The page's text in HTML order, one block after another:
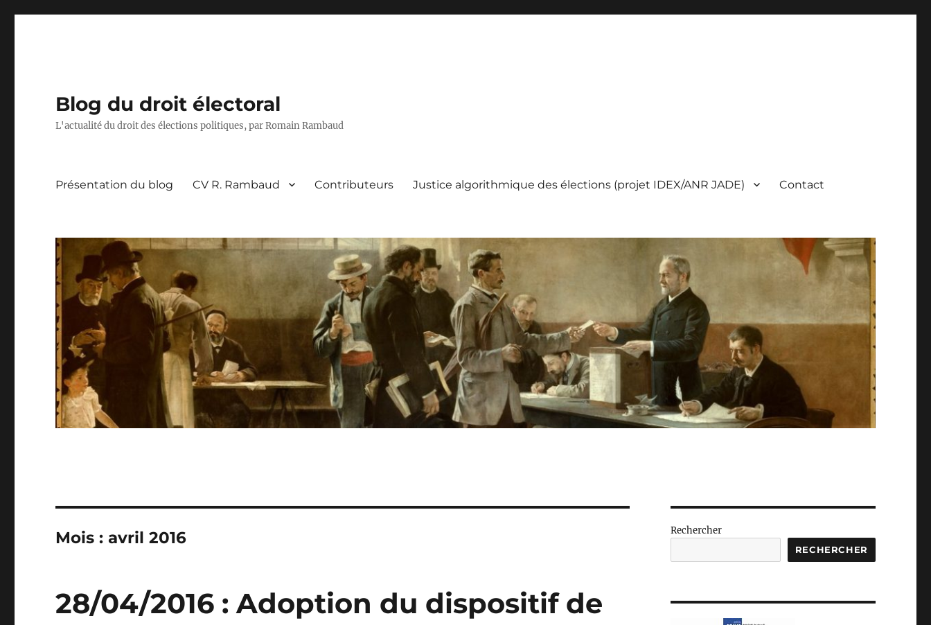
Blog du droit électoral
L'actualité du droit des élections politiques, par Romain Rambaud
Présentation du blog CV R. Rambaud Contributeurs Justice algorithmique des élections (projet IDEX/ANR JADE) Contact
Mois :avril 2016
28/04/2016 : Adoption du dispositif de
Rechercher
RECHERCHER